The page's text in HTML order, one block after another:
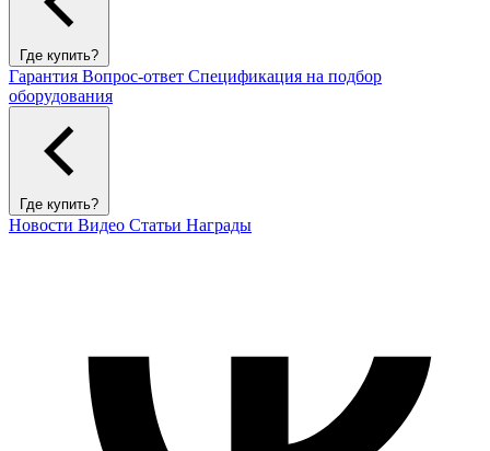
Где купить?
Гарантия Вопрос-ответ Спецификация на подбор
оборудования
Где купить?
Новости Видео Статьи Награды